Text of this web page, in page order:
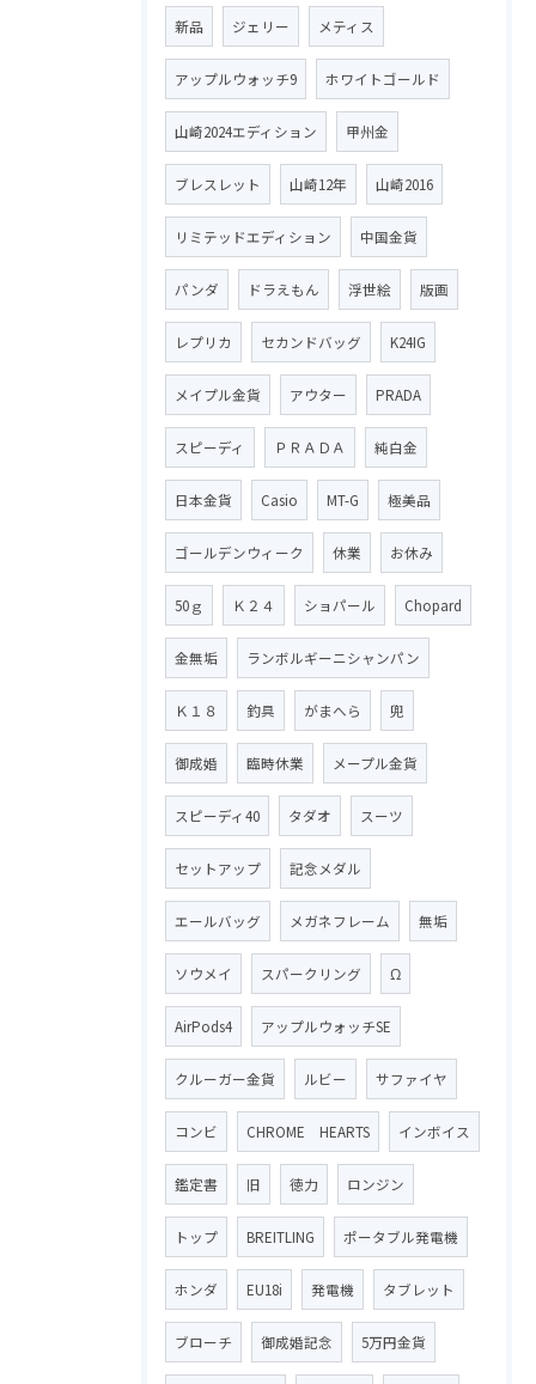
新品 ジェリー メティス
アップルウォッチ9 ホワイトゴールド
山崎2024エディション 甲州金
ブレスレット 山崎12年 山崎2016
リミテッドエディション 中国金貨
パンダ ドラえもん 浮世絵 版画
レプリカ セカンドバッグ K24IG
メイプル金貨 アウター PRADA
スピーディ ＰＲＡＤＡ 純白金
日本金貨 Casio MT-G 極美品
ゴールデンウィーク 休業 お休み
50ｇ Ｋ２４ ショパール Chopard
金無垢 ランボルギーニシャンパン
Ｋ１８ 釣具 がまへら 兜
御成婚 臨時休業 メープル金貨
スピーディ40 タダオ スーツ
セットアップ 記念メダル
エールバッグ メガネフレーム 無垢
ソウメイ スパークリング Ω
AirPods4 アップルウォッチSE
クルーガー金貨 ルビー サファイヤ
コンビ CHROME HEARTS インボイス
鑑定書 旧 徳力 ロンジン
トップ BREITLING ポータブル発電機
ホンダ EU18i 発電機 タブレット
ブローチ 御成婚記念 5万円金貨